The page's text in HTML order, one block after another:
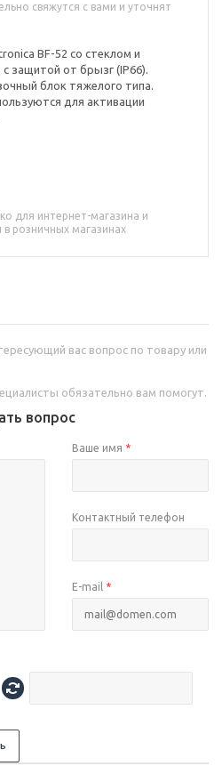
свяжутся с вами и уточнят
BF-52 со стеклом и
защитой от брызг (IP66).
блок тяжелого типа.
для активации
для интернет-магазина и
розничных магазинах
вас вопрос по товару или
обязательно вам помогут.
вопрос
Ваше имя *
Контактный телефон
E-mail *